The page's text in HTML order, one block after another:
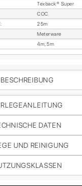
Tex­back® Su­per
COC
:
25m
Me­ter­wa­re
4m, 5m
BESCHREIBUNG
DATEN
UND REINIGUNG